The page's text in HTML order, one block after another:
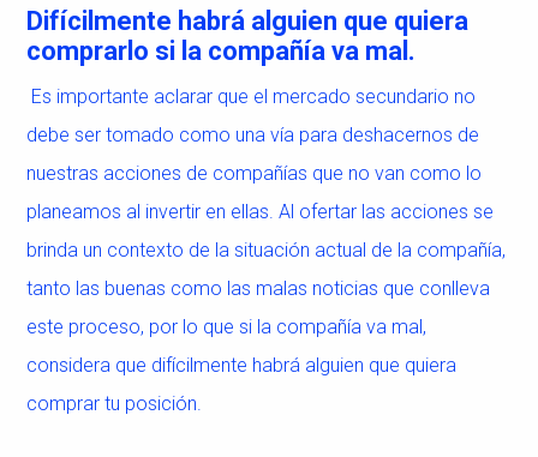
Difícilmente habrá alguien que quiera
comprarlo si la compañía va mal.
Es importante aclarar que el mercado secundario no
debe ser tomado como una vía para deshacernos de
nuestras acciones de compañías que no van como lo
planeamos al invertir en ellas. Al ofertar las acciones se
brinda un contexto de la situación actual de la compañía,
tanto las buenas como las malas noticias que conlleva
este proceso, por lo que si la compañía va mal,
considera que difícilmente habrá alguien que quiera
comprar tu posición.